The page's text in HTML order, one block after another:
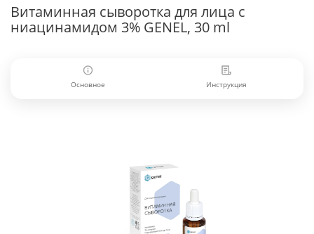
Витаминная сыворотка для лица с
ниацинамидом 3% GENEL, 30 ml
Основное Инструкция